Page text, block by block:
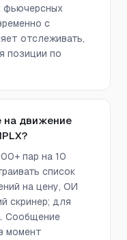
фьючерсных
с
отслеживать,
позиции по
на движение
пар на 10
список
на цену, ОИ
скринер; для
Сообщение
момент